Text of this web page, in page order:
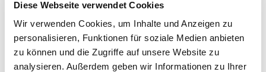
Diese Webseite verwendet Cookies
Wir verwenden Cookies, um Inhalte und Anzeigen zu
personalisieren, Funktionen für soziale Medien anbieten
zu können und die Zugriffe auf unsere Website zu
analysieren. Außerdem geben wir Informationen zu Ihrer
mit paradiesischen Gewinnen zu
versüßen. Ob entspannte Stunden in einer
unserer Thermen oder wohltuende